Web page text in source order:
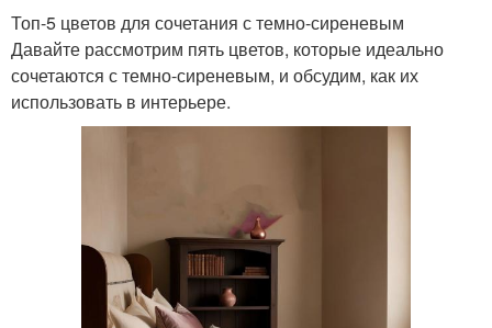
Топ-5 цветов для сочетания с темно-сиреневым
Давайте рассмотрим пять цветов, которые идеально
сочетаются с темно-сиреневым, и обсудим, как их
использовать в интерьере.